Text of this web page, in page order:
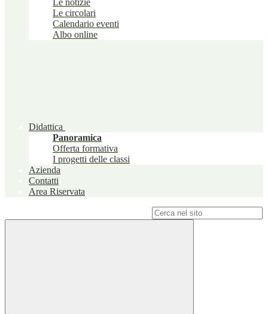
Le notizie
Le circolari
Calendario eventi
Albo online
Didattica
Panoramica
Offerta formativa
I progetti delle classi
Azienda
Contatti
Area Riservata